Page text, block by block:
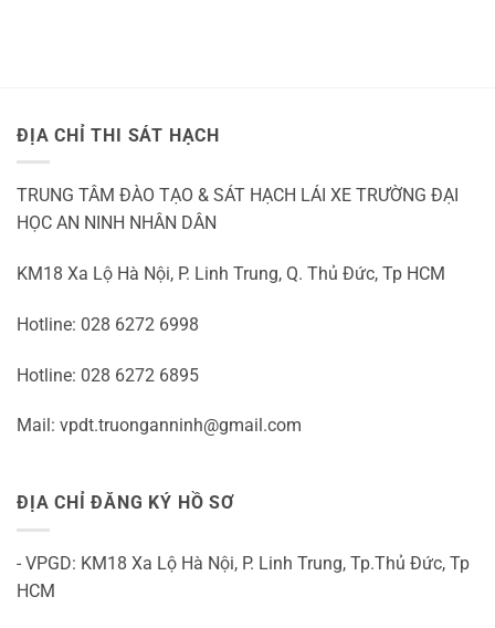
ĐỊA CHỈ THI SÁT HẠCH
TRUNG TÂM ĐÀO TẠO & SÁT HẠCH LÁI XE TRƯỜNG ĐẠI
HỌC AN NINH NHÂN DÂN
KM18 Xa Lộ Hà Nội, P. Linh Trung, Q. Thủ Đức, Tp HCM
Hotline: 028 6272 6998
Hotline: 028 6272 6895
Mail: vpdt.truonganninh@gmail.com
ĐỊA CHỈ ĐĂNG KÝ HỒ SƠ
- VPGD: KM18 Xa Lộ Hà Nội, P. Linh Trung, Tp.Thủ Đức, Tp
HCM